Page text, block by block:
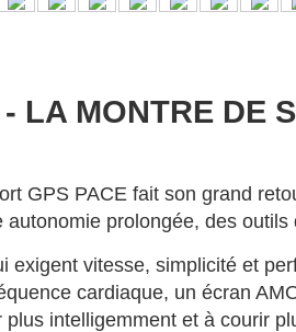
LA MONTRE DE
GPS PACE fait son grand
prolongée, des
exigent vitesse, simplicité et
cardiaque, un écran
intelligemment et à courir